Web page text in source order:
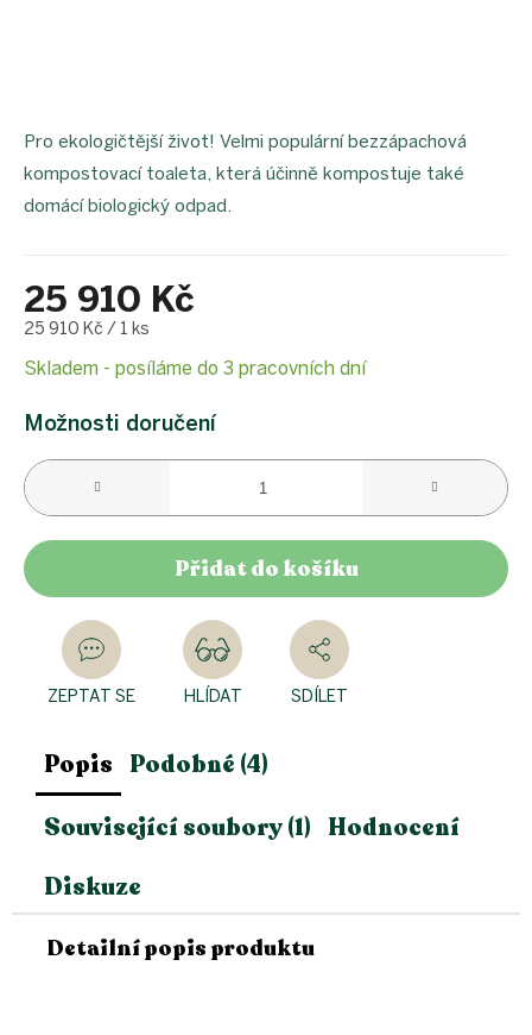
25 910 Kč
Měrná
25 910 Kč / 1 ks
Skladem - posíláme do 3 pracovních dní
Možnosti doručení
Přidat do košíku
Pro ekologičtější život! Velmi populární bezzápachová
kompostovací toaleta, která účinně kompostuje také
domácí biologický odpad.
ZEPTAT SE HLÍDAT SDÍLET
Popis Podobné (4)
Související soubory (1) Hodnocení
Diskuze
Detailní popis produktu